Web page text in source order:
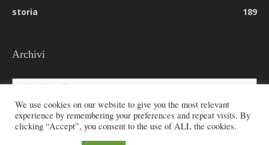
storia
189
Archivi
Archivi
We use cookies on our website to give you the most relevant
experience by remembering your preferences and repeat visits. By
clicking “Accept”, you consent to the use of ALL the cookies.